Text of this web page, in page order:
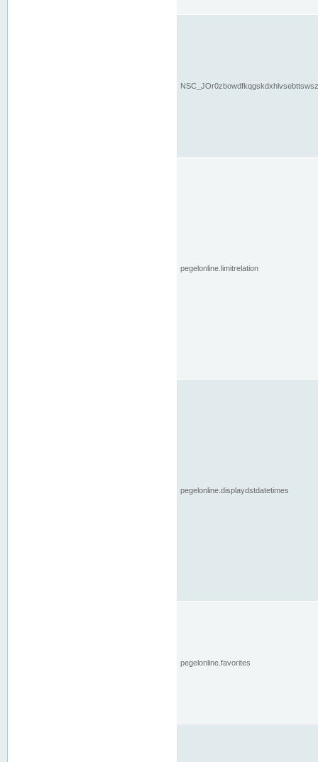
pegelonline.limitrelation
pegelonline.displaydstdatetimes
pegelonline.favorites